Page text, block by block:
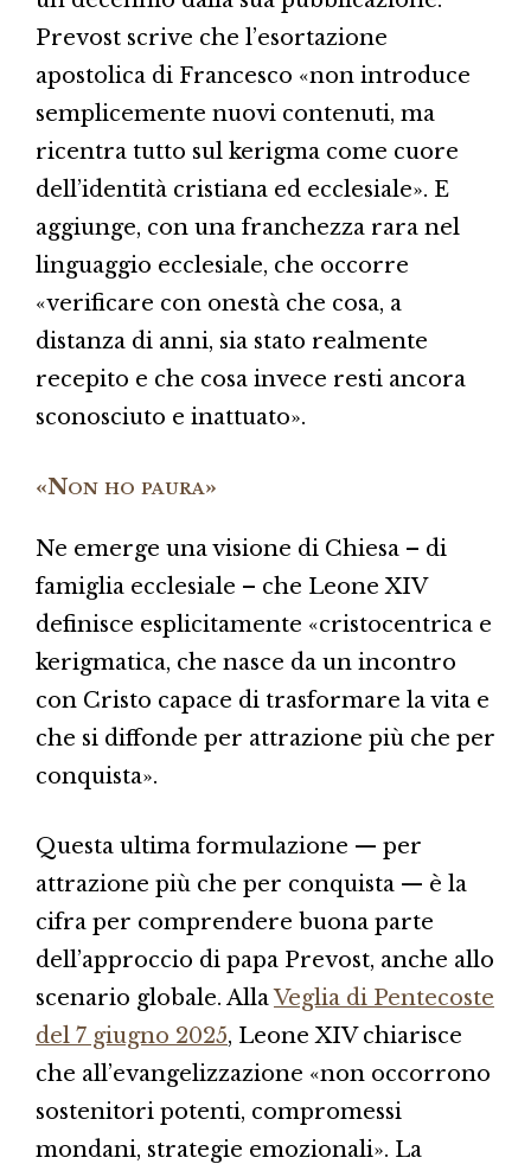
Prevost scrive che l’esortazione
apostolica di Francesco «non introduce
semplicemente nuovi contenuti, ma
ricentra tutto sul kerigma come cuore
dell’identità cristiana ed ecclesiale». E
aggiunge, con una franchezza rara nel
linguaggio ecclesiale, che occorre
«verificare con onestà che cosa, a
distanza di anni, sia stato realmente
recepito e che cosa invece resti ancora
sconosciuto e inattuato».
«Non ho paura»
Ne emerge una visione di Chiesa – di
famiglia ecclesiale – che Leone XIV
definisce esplicitamente «cristocentrica e
kerigmatica, che nasce da un incontro
con Cristo capace di trasformare la vita e
che si diffonde per attrazione più che per
conquista».
Questa ultima formulazione — per
attrazione più che per conquista — è la
cifra per comprendere buona parte
dell’approccio di papa Prevost, anche allo
scenario globale. AllaVeglia di Pentecoste
del 7 giugno 2025, Leone XIV chiarisce
che all’evangelizzazione «non occorrono
sostenitori potenti, compromessi
mondani, strategie emozionali». La